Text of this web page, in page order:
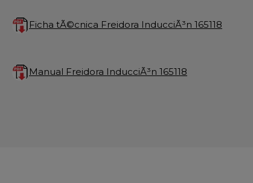
Ficha tÃ©cnica Freidora InducciÃ³n 165118
Manual Freidora InducciÃ³n 165118